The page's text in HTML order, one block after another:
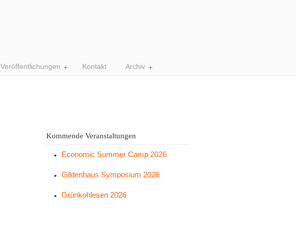
Veröffentlichungen Kontakt Archiv
Kommende Veranstaltungen
Economic Summer Camp 2026
Gildenhaus Symposium 2026
Grünkohlesen 2026